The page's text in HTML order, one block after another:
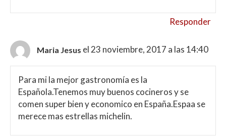
Responder
Maria Jesus el 23 noviembre, 2017 a las 14:40
Para mi la mejor gastronomía es la
Española.Tenemos muy buenos cocineros y se
comen super bien y economico en España.Espaa se
merece mas estrellas michelin.